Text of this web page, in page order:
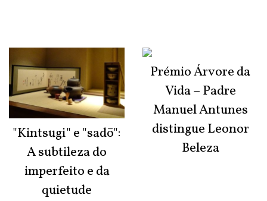
"Kintsugi" e "sadō":
A subtileza do
imperfeito e da
quietude
Prémio Árvore da
Vida – Padre
Manuel Antunes
distingue Leonor
Beleza